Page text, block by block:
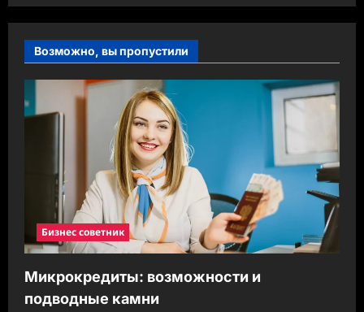
Возможно, вы пропустили
Бизнес советник
Микрокредиты: возможности и
подводные камни